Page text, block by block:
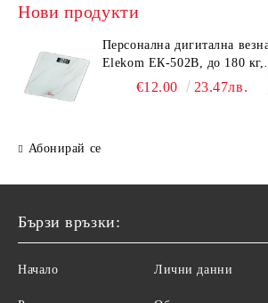
Нови продукти
Персонална дигитална
Elekom ЕК-502B, до 180 кг,
LCD дисплей, Темперирано
€12.00 23.47лв.
Абонирай се
Бързи връзки:
Начало Лични данни